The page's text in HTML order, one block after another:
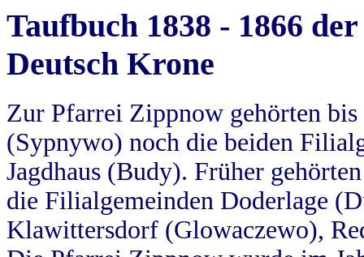
Taufbuch 1838 - 1866
Deutsch Krone
Zur Pfarrei Zippnow gehörten
(Sypnywo) noch die beiden
Jagdhaus (Budy). Früher
die Filialgemeinden Doderlage
Klawittersdorf (Glowaczewo),